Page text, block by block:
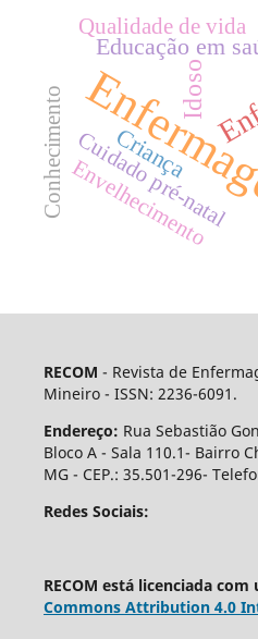
Idoso
Criança
Educação em
Cuidado pré-natal
Envelhecimento
Qualidade de vida
Conhecimento
RECOM - Revista de
Mineiro - ISSN: 2236-6091.
Endereço: Rua Sebastião
Bloco A - Sala 110.1- Bairro
MG - CEP.: 35.501-296-
Redes Sociais:
RECOM está licenciada com
Commons Attribution 4.0